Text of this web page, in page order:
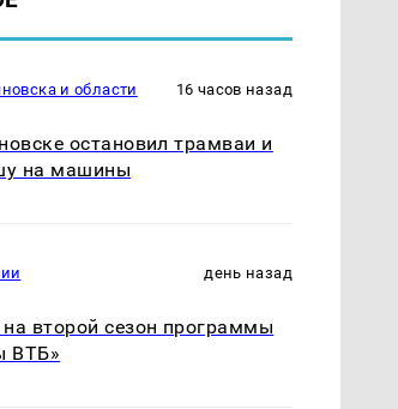
и области 16 часов назад
остановил трамваи и
на машины
день назад
второй сезон программы
ВТБ»